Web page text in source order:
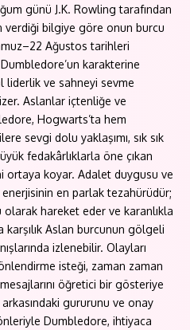
günü J.K. Rowling tarafından
verdiği bilgiye göre onun burcu
Ağustos tarihleri
karakterine
liderlik ve sahneyi sevme
Aslanlar içtenliğe ve
Hogwarts’ta hem
sevgi dolu yaklaşımı, sık sık
fedakârlıklarla öne çıkan
ortaya koyar. Adalet duygusu ve
en parlak tezahürüdür;
hareket eder ve karanlıkla
Aslan burcunun gölgeli
izlenebilir. Olayları
isteği, zaman zaman
öğretici bir gösteriye
gururunu ve onay
Dumbledore, ihtiyaca